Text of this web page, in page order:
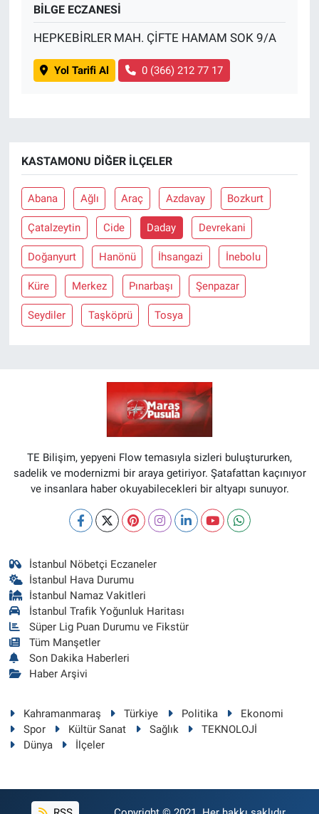
BİLGE ECZANESİ
HEPKEBİRLER MAH. ÇİFTE HAMAM SOK 9/A
Yol Tarifi Al 0 (366) 212 77 17
KASTAMONU DIĞER İLÇELER
Abana Ağlı Araç Azdavay Bozkurt
Çatalzeytin Cide Daday Devrekani
Doğanyurt Hanönü İhsangazi İnebolu
Küre Merkez Pınarbaşı Şenpazar
Seydiler Taşköprü Tosya
TE Bilişim, yepyeni Flow temasıyla sizleri buluştururken,
sadelik ve modernizmi bir araya getiriyor. Şatafattan kaçınıyor
ve insanlara haber okuyabilecekleri bir altyapı sunuyor.
İstanbul Nöbetçi Eczaneler
İstanbul Hava Durumu
İstanbul Namaz Vakitleri
İstanbul Trafik Yoğunluk Haritası
Süper Lig Puan Durumu ve Fikstür
Tüm Manşetler
Son Dakika Haberleri
Haber Arşivi
Kahramanmaraş Türkiye Politika
Ekonomi
Spor
Kültür Sanat Sağlık
TEKNOLOJİ
Dünya
İlçeler